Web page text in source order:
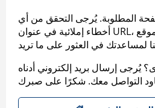
المطلوبة. يُرجى التحقق من أي
أخطاء إملائية في عنوان URL، أو عرض خريطة الموقع
إرسال بريد إلكتروني أدناه